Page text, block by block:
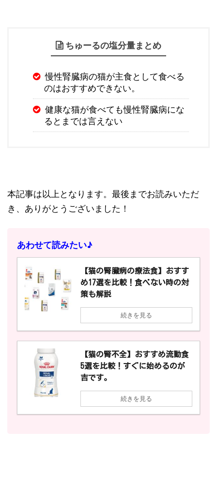
ちゅーるの塩分量まとめ
慢性腎臓病の猫が主食として食べる
のはおすすめできない。
健康な猫が食べても慢性腎臓病にな
るとまでは言えない
本記事は以上となります。最後までお読みいただ
き、ありがとうございました！
あわせて読みたい♪
【猫の腎臓病の療法食】おすす
め17選を比較！食べない時の対
策も解説
続きを見る
【猫の腎不全】おすすめ流動食
5選を比較！すぐに始めるのが
吉です。
続きを見る